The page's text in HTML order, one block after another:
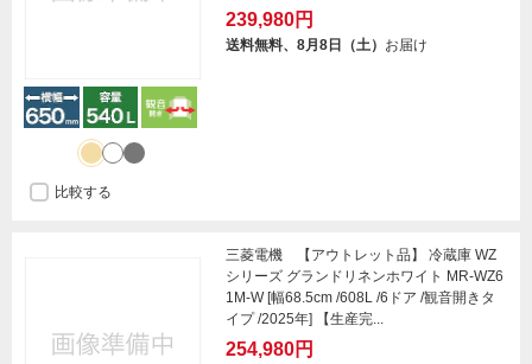
239,980円
送料無料、8月8日（土） お届け
比較する
三菱電機 【アウトレット品】 冷蔵庫 WZ
シリーズ グランドリネンホワイト MR-WZ6
1M-W [幅68.5cm /608L /6ドア /観音開きタ
イプ /2025年] 【生産完...
254,980円